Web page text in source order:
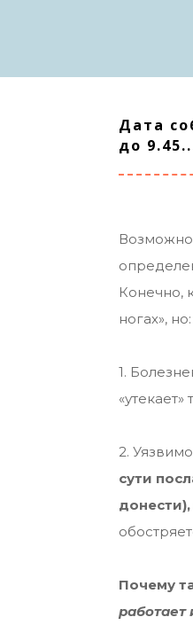
Дата
до
Возможно
Конечно,
ногах», но:
1.
2.
сути
Почему
работает